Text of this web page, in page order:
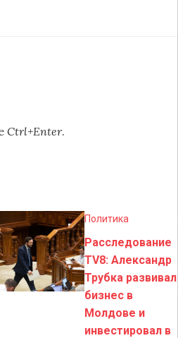
Ctrl+Enter.
Политика
Расследование
TV8: Александр
Трубка развивал
бизнес в
Молдове и
инвестировал в